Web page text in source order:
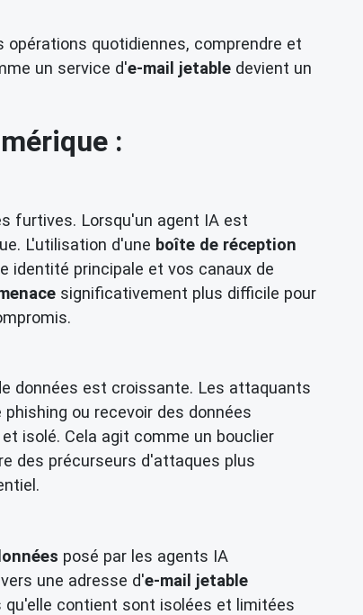
quotidiennes, comprendre et
un service d'e-mail jetable devient un
:
furtives. Lorsqu'un agent IA est
L'utilisation d'une boîte de réception
identité principale et vos canaux de
significativement plus difficile pour
données est croissante. Les attaquants
ou recevoir des données
isolé. Cela agit comme un bouclier
des précurseurs d'attaques plus
posé par les agents IA
une adresse d'e-mail jetable
qu'elle contient sont isolées et limitées